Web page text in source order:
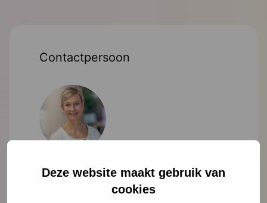
Deze website maakt gebruik van
cookies
Contactpersoon
Ellen-Joan Wessels
adviseur